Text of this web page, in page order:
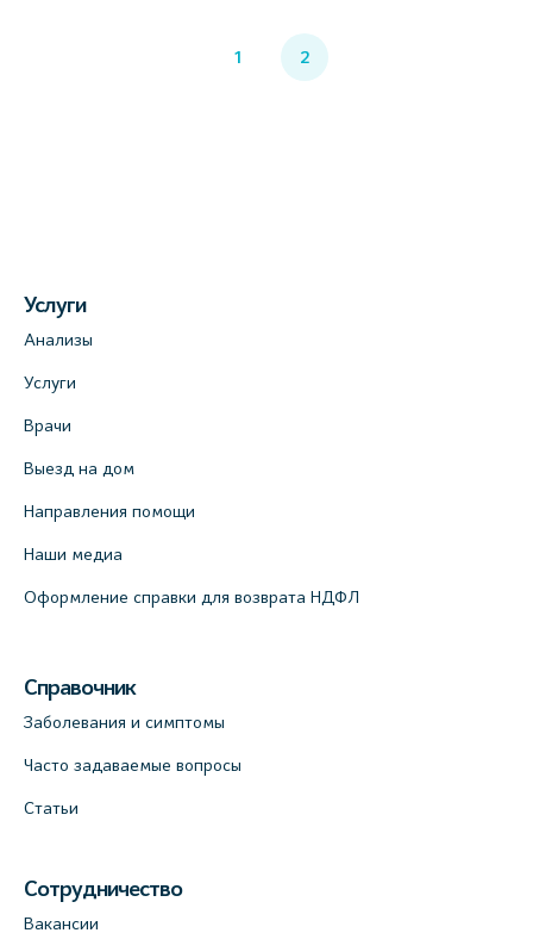
1 2
Услуги
Анализы
Услуги
Врачи
Выезд на дом
Направления помощи
Наши медиа
Оформление справки для возврата НДФЛ
Справочник
Заболевания и симптомы
Часто задаваемые вопросы
Статьи
Сотрудничество
Вакансии